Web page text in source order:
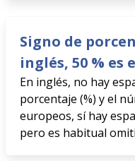
Signo de
inglés, 50 % es
En inglés, no hay
porcentaje (%) y el
europeos, sí hay
pero es habitual